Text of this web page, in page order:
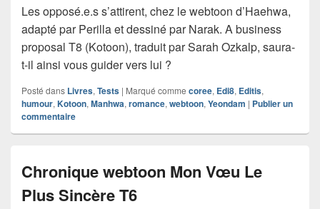
Les opposé.e.s s’attirent, chez le webtoon d’Haehwa,
adapté par Perilla et dessiné par Narak. A business
proposal T8 (Kotoon), traduit par Sarah Ozkalp, saura-
t-il ainsi vous guider vers lui ?
Posté dans Livres, Tests | Marqué comme coree, Edi8, Editis,
humour, Kotoon, Manhwa, romance, webtoon, Yeondam | Publier un
commentaire
Chronique webtoon Mon Vœu Le
Plus Sincère T6